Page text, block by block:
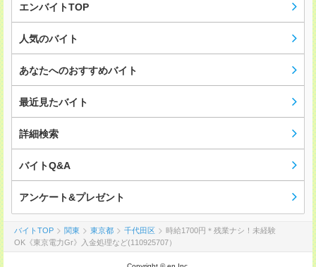
エンバイトTOP
人気のバイト
あなたへのおすすめバイト
最近見たバイト
詳細検索
バイトQ&A
アンケート&プレゼント
バイトTOP 関東 東京都 千代田区
時給1700円＊残業ナシ！未経験
OK《東京電力Gr》入金処理など(110925707）